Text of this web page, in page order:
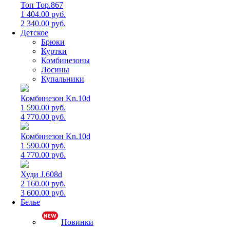
Топ Top.867
1 404.00 руб.
2 340.00 руб.
Детское
Брюки
Куртки
Комбинезоны
Лосины
Купальники
Комбинезон Kn.10d
1 590.00 руб.
4 770.00 руб.
Комбинезон Kn.10d
1 590.00 руб.
4 770.00 руб.
Худи J.608d
2 160.00 руб.
3 600.00 руб.
Белье
Новинки